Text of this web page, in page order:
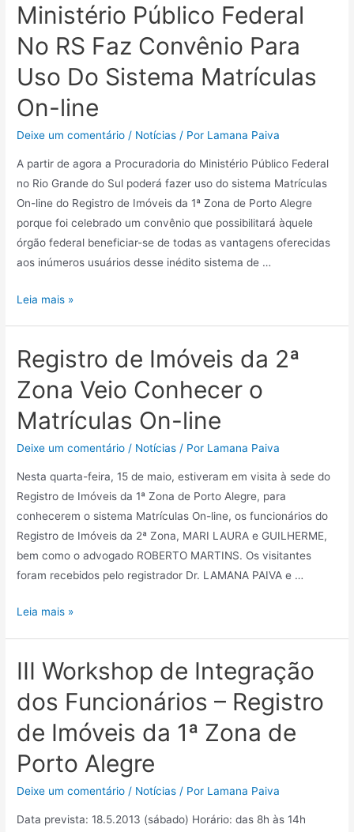
Ministério Público Federal
No RS Faz Convênio Para
Uso Do Sistema Matrículas
On-line
Deixe um comentário / Notícias / Por Lamana Paiva
A partir de agora a Procuradoria do Ministério Público Federal
no Rio Grande do Sul poderá fazer uso do sistema Matrículas
On-line do Registro de Imóveis da 1ª Zona de Porto Alegre
porque foi celebrado um convênio que possibilitará àquele
órgão federal beneficiar-se de todas as vantagens oferecidas
aos inúmeros usuários desse inédito sistema de …
Leia mais »
Registro de Imóveis da 2ª
Zona Veio Conhecer o
Matrículas On-line
Deixe um comentário / Notícias / Por Lamana Paiva
Nesta quarta-feira, 15 de maio, estiveram em visita à sede do
Registro de Imóveis da 1ª Zona de Porto Alegre, para
conhecerem o sistema Matrículas On-line, os funcionários do
Registro de Imóveis da 2ª Zona, MARI LAURA e GUILHERME,
bem como o advogado ROBERTO MARTINS. Os visitantes
foram recebidos pelo registrador Dr. LAMANA PAIVA e …
Leia mais »
III Workshop de Integração
dos Funcionários – Registro
de Imóveis da 1ª Zona de
Porto Alegre
Deixe um comentário / Notícias / Por Lamana Paiva
Data prevista: 18.5.2013 (sábado) Horário: das 8h às 14h